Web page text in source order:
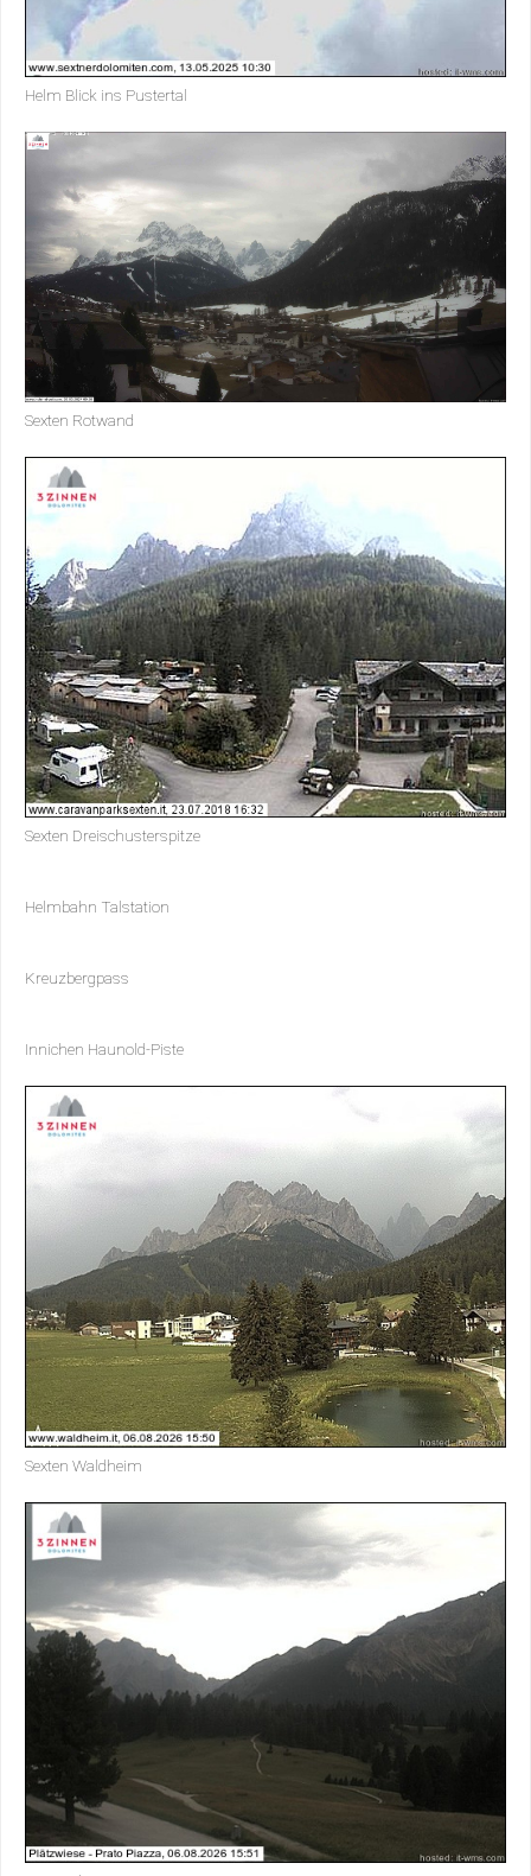
Helm Blick ins Pustertal
Sexten Rotwand
Sexten Dreischusterspitze
Helmbahn Talstation
Kreuzbergpass
Innichen Haunold-Piste
Sexten Waldheim